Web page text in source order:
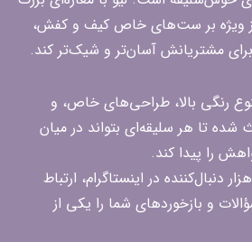
ویژه بر ست‌های خاص کیف و کفش،
مشتریانش آسان‌تر و شیک‌تر کند.
رنگی بالا، طراحی‌های خاص، و
تا هر سلیقه‌ای بتواند در میان
را پیدا کند.
همچنین با بیش از ۸۵۰ هزار دنبال‌کننده در اینستاگرام، ارتباط
و بازخوردهای شما را یکی از